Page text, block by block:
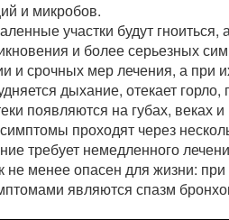
и микробов.
участки будут
и более серьезных
и срочных мер лечения, а при
дыхание, отекает
появляются на губах, веках
проходят через
требует немедленного
менее опасен для жизни: при
являются спазм